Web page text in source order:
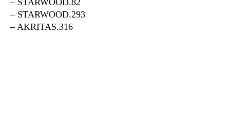
– STARWOOD.82
– STARWOOD.293
– AKRITAS.316